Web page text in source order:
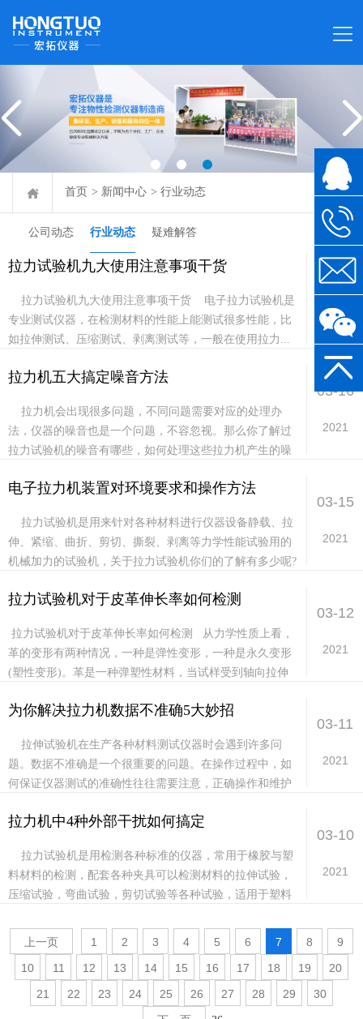
首页 > 新闻中心 > 行业动态
公司动态 行业动态 疑难解答
03-18
2021
拉力试验机九大使用注意事项干货
拉力试验机九大使用注意事项干货 电子拉力试验机是
专业测试仪器，在检测材料的性能上能测试很多性能，比
如拉伸测试、压缩测试、剥离测试等，一般在使用拉力...
03-16
2021
拉力机五大搞定噪音方法
拉力机会出现很多问题，不同问题需要对应的处理办
法，仪器的噪音也是一个问题，不容忽视。那么你了解过
拉力试验机的噪音有哪些，如何处理这些拉力机产生的噪
03-15
2021
电子拉力机装置对环境要求和操作方法
拉力试验机是用来针对各种材料进行仪器设备静载、拉
伸、紧缩、曲折、剪切、撕裂、剥离等力学性能试验用的
机械加力的试验机，关于拉力试验机你们的了解有多少呢?
03-12
2021
拉力试验机对于皮革伸长率如何检测
拉力试验机对于皮革伸长率如何检测 从力学性质上看，
革的变形有两种情况，一种是弹性变形，一种是永久变形
(塑性变形)。革是一种弹塑性材料，当试样受到轴向拉伸
03-11
2021
为你解决拉力机数据不准确5大妙招
拉伸试验机在生产各种材料测试仪器时会遇到许多问
题。数据不准确是一个很重要的问题。在操作过程中，如
何保证仪器测试的准确性往往需要注意，正确操作和维护
03-10
2021
拉力机中4种外部干扰如何搞定
拉力试验机是用检测各种标准的仪器，常用于橡胶与塑
料材料的检测，配套各种夹具可以检测材料的拉伸试验，
压缩试验，弯曲试验，剪切试验等各种试验，适用于塑料
上一页 1 2 3 4 5 6 7 8
9
10
11 12 13 14 15 16 17 18 19
20
21
22 23 24 25 26 27 28 29
30